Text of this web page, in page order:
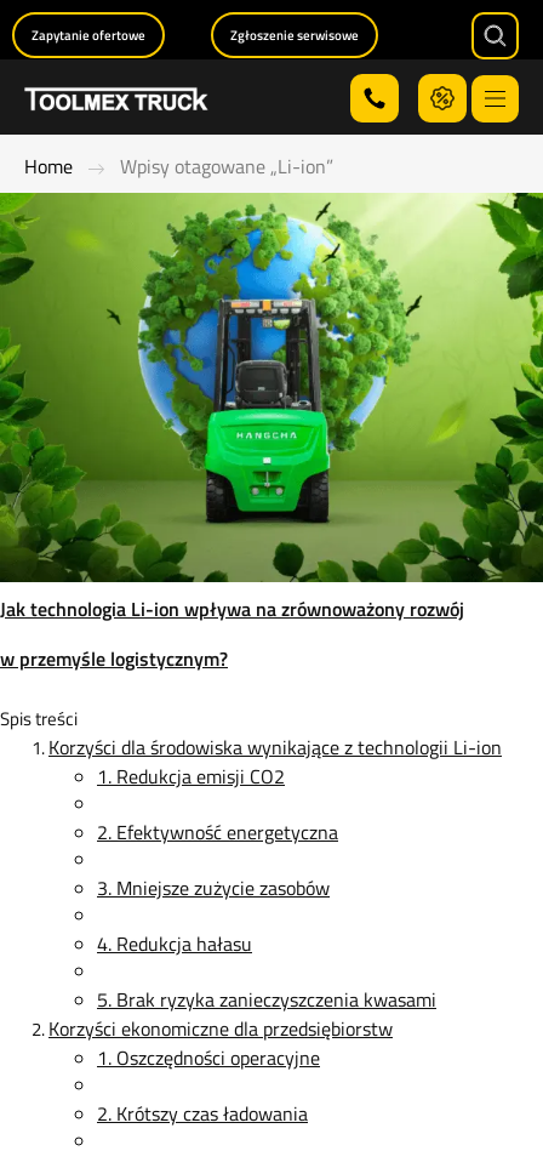
Menu
Zapytanie ofertowe Zgłoszenie serwisowe
Home Wpisy otagowane „Li-ion”
Jak technologia Li-ion wpływa na zrównoważony rozwój
w przemyśle logistycznym?
Spis treści
Korzyści dla środowiska wynikające z technologii Li-ion
1. Redukcja emisji CO2
2. Efektywność energetyczna
3. Mniejsze zużycie zasobów
4. Redukcja hałasu
5. Brak ryzyka zanieczyszczenia kwasami
Korzyści ekonomiczne dla przedsiębiorstw
1. Oszczędności operacyjne
2. Krótszy czas ładowania